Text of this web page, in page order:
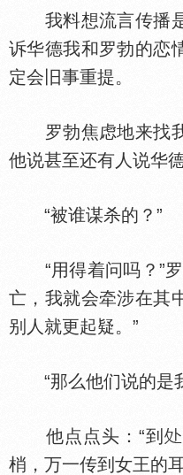
我料想流言传播是
诉华德我和罗勃的恋
定会旧事重提。
罗勃焦虑地来找我
他说甚至还有人说华
“被谁谋杀的？”
“用得着问吗？”罗
亡，我就会牵涉在其
别人就更起疑。”
“那么他们说的是
他点点头：“到
梢，万一传到女王的